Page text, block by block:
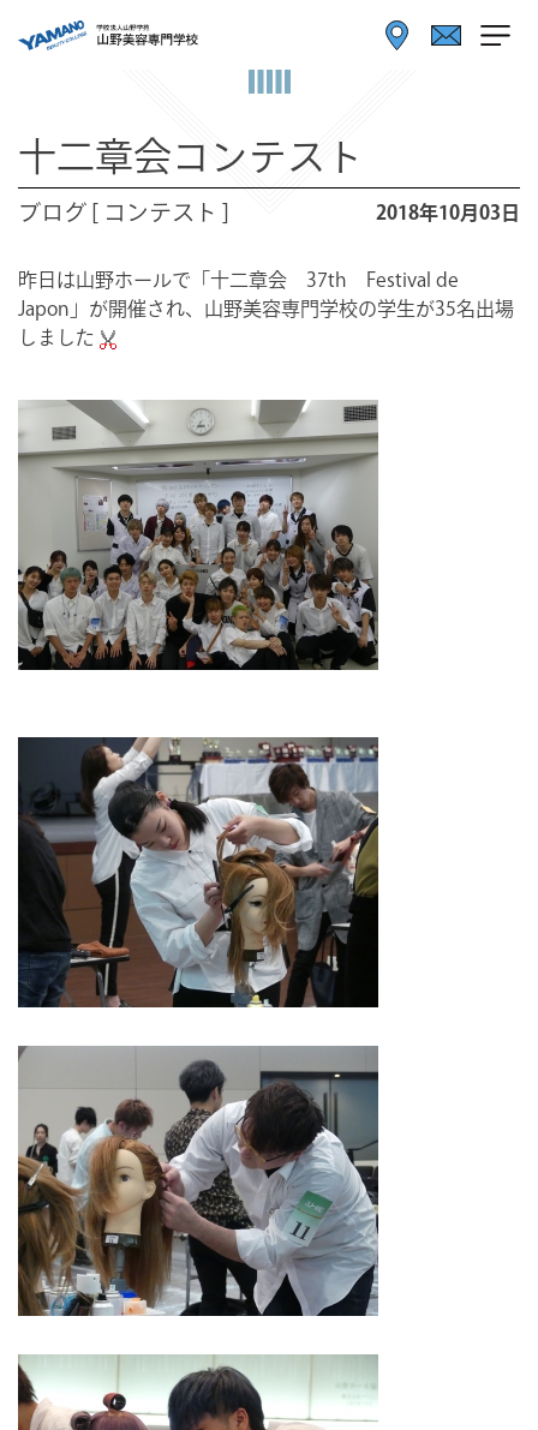
十二章会コンテスト
ブログ [ コンテスト ] 2018年10月03日
昨日は山野ホールで「十二章会 37th Festival de
Japon」が開催され、山野美容専門学校の学生が35名出場
しました